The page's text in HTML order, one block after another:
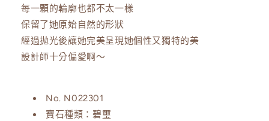
數
量
減
少
數
量
增
加
每一顆的輪廓也都不太一樣
保留了她原始自然的形狀
經過拋光後讓她完美呈現她個性又獨特的美
設計師十分偏愛啊～
No. N022301
寶石種類：碧璽